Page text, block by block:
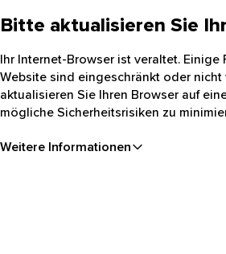
Bitte aktualisieren Sie
Ihr Internet-Browser ist veraltet. Einige
Website sind eingeschränkt oder nicht
aktualisieren Sie Ihren Browser auf
mögliche Sicherheitsrisiken zu
Weitere Informationen